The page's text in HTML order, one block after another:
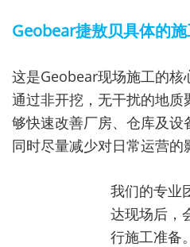
Geobear捷敖贝具体的
这是Geobear现场施工的核
通过非开挖，无干扰的地
够快速改善厂房、仓库及设
同时尽量减少对日常运营的
我们的专业
达现场后，
行施工准备